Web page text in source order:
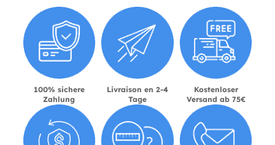
100% sichere
Zahlung
Livraison en 2-4
Tage
Kostenloser
Versand ab 75€